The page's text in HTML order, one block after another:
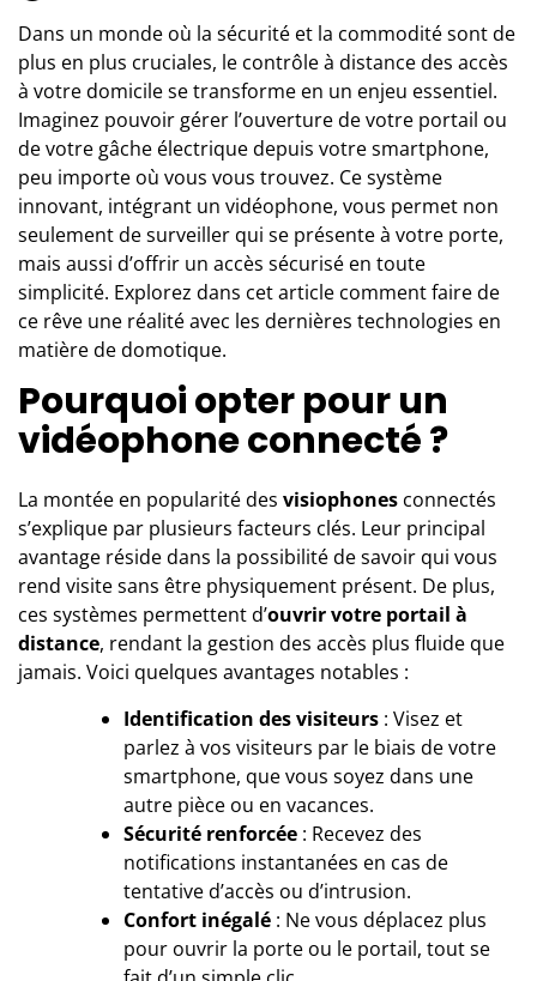
Dans un monde où la sécurité et la commodité sont de
plus en plus cruciales, le contrôle à distance des accès
à votre domicile se transforme en un enjeu essentiel.
Imaginez pouvoir gérer l’ouverture de votre portail ou
de votre gâche électrique depuis votre smartphone,
peu importe où vous vous trouvez. Ce système
innovant, intégrant un vidéophone, vous permet non
seulement de surveiller qui se présente à votre porte,
mais aussi d’offrir un accès sécurisé en toute
simplicité. Explorez dans cet article comment faire de
ce rêve une réalité avec les dernières technologies en
matière de domotique.
Pourquoi opter pour un
vidéophone connecté ?
La montée en popularité des visiophones connectés
s’explique par plusieurs facteurs clés. Leur principal
avantage réside dans la possibilité de savoir qui vous
rend visite sans être physiquement présent. De plus,
ces systèmes permettent d’ouvrir votre portail à
distance, rendant la gestion des accès plus fluide que
jamais. Voici quelques avantages notables :
Identification des visiteurs : Visez et
parlez à vos visiteurs par le biais de votre
smartphone, que vous soyez dans une
autre pièce ou en vacances.
Sécurité renforcée : Recevez des
notifications instantanées en cas de
tentative d’accès ou d’intrusion.
Confort inégalé : Ne vous déplacez plus
pour ouvrir la porte ou le portail, tout se